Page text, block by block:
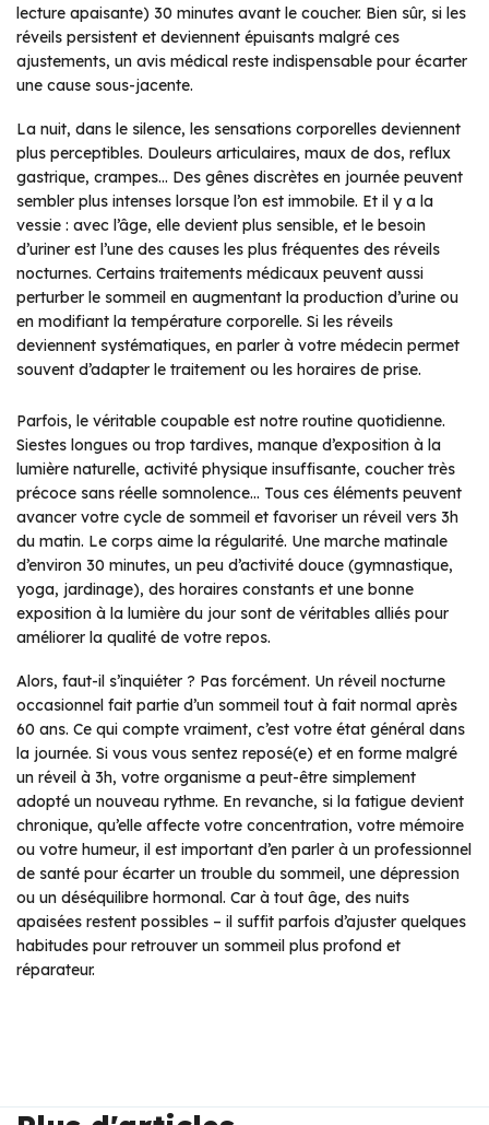
lecture apaisante) 30 minutes avant le coucher. Bien sûr, si les
réveils persistent et deviennent épuisants malgré ces
ajustements, un avis médical reste indispensable pour écarter
une cause sous-jacente.
La nuit, dans le silence, les sensations corporelles deviennent
plus perceptibles. Douleurs articulaires, maux de dos, reflux
gastrique, crampes… Des gênes discrètes en journée peuvent
sembler plus intenses lorsque l’on est immobile. Et il y a la
vessie : avec l’âge, elle devient plus sensible, et le besoin
d’uriner est l’une des causes les plus fréquentes des réveils
nocturnes. Certains traitements médicaux peuvent aussi
perturber le sommeil en augmentant la production d’urine ou
en modifiant la température corporelle. Si les réveils
deviennent systématiques, en parler à votre médecin permet
souvent d’adapter le traitement ou les horaires de prise.
Parfois, le véritable coupable est notre routine quotidienne.
Siestes longues ou trop tardives, manque d’exposition à la
lumière naturelle, activité physique insuffisante, coucher très
précoce sans réelle somnolence… Tous ces éléments peuvent
avancer votre cycle de sommeil et favoriser un réveil vers 3h
du matin. Le corps aime la régularité. Une marche matinale
d’environ 30 minutes, un peu d’activité douce (gymnastique,
yoga, jardinage), des horaires constants et une bonne
exposition à la lumière du jour sont de véritables alliés pour
améliorer la qualité de votre repos.
Alors, faut-il s’inquiéter ? Pas forcément. Un réveil nocturne
occasionnel fait partie d’un sommeil tout à fait normal après
60 ans. Ce qui compte vraiment, c’est votre état général dans
la journée. Si vous vous sentez reposé(e) et en forme malgré
un réveil à 3h, votre organisme a peut-être simplement
adopté un nouveau rythme. En revanche, si la fatigue devient
chronique, qu’elle affecte votre concentration, votre mémoire
ou votre humeur, il est important d’en parler à un professionnel
de santé pour écarter un trouble du sommeil, une dépression
ou un déséquilibre hormonal. Car à tout âge, des nuits
apaisées restent possibles – il suffit parfois d’ajuster quelques
habitudes pour retrouver un sommeil plus profond et
réparateur.